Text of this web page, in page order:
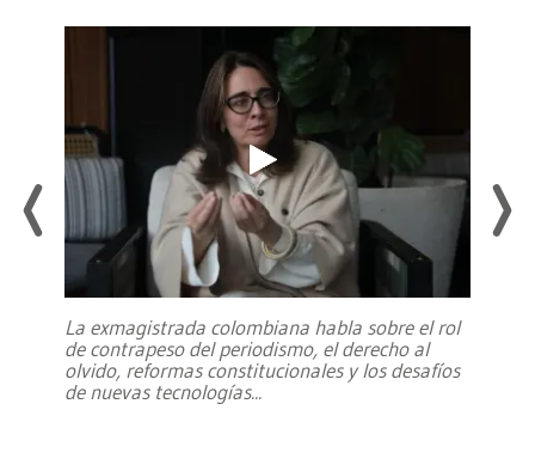
La exmagistrada colombiana habla sobre el rol
de contrapeso del periodismo, el derecho al
olvido, reformas constitucionales y los desafíos
de nuevas tecnologías...